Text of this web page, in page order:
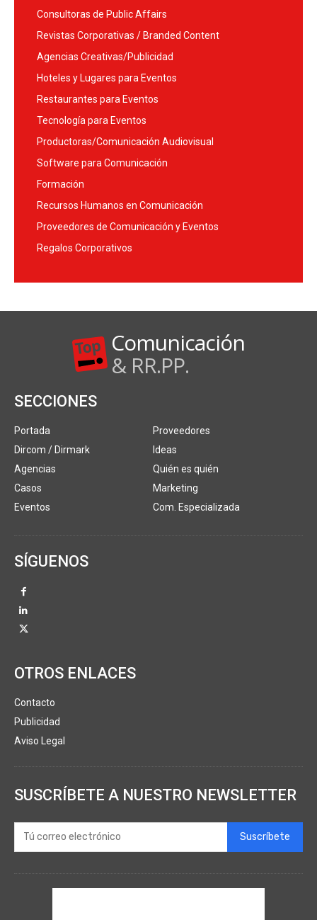
Consultoras de Public Affairs
Revistas Corporativas / Branded Content
Agencias Creativas/Publicidad
Hoteles y Lugares para Eventos
Restaurantes para Eventos
Tecnología para Eventos
Productoras/Comunicación Audiovisual
Software para Comunicación
Formación
Recursos Humanos en Comunicación
Proveedores de Comunicación y Eventos
Regalos Corporativos
Comunicación
& RR.PP.
SECCIONES
Portada
Dircom / Dirmark
Agencias
Casos
Eventos
Proveedores
Ideas
Quién es quién
Marketing
Com. Especializada
SÍGUENOS
OTROS ENLACES
Contacto
Publicidad
Aviso Legal
SUSCRÍBETE A NUESTRO NEWSLETTER
Suscríbete